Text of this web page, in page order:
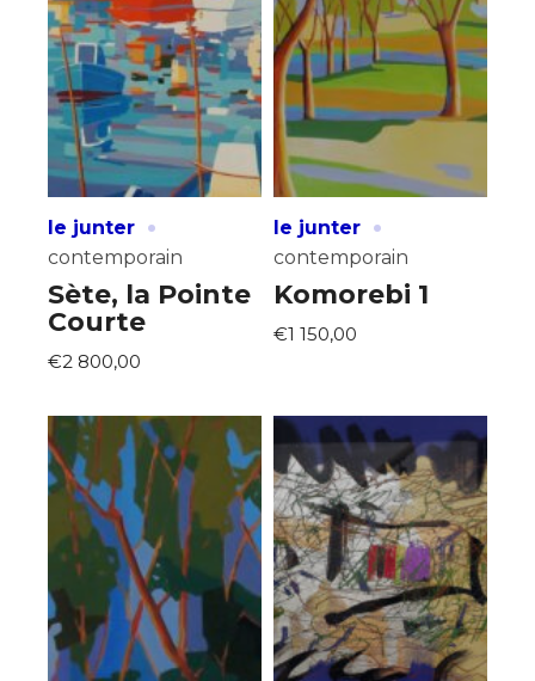
le junter ·
contemporain
Sète, la Pointe
Courte
€2 800,00
le junter ·
contemporain
Komorebi 1
€1 150,00